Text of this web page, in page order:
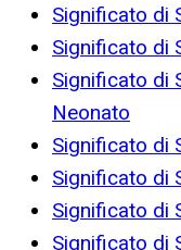
Significato di
Significato di
Significato di
Neonato
Significato di
Significato di
Significato di
Significato di